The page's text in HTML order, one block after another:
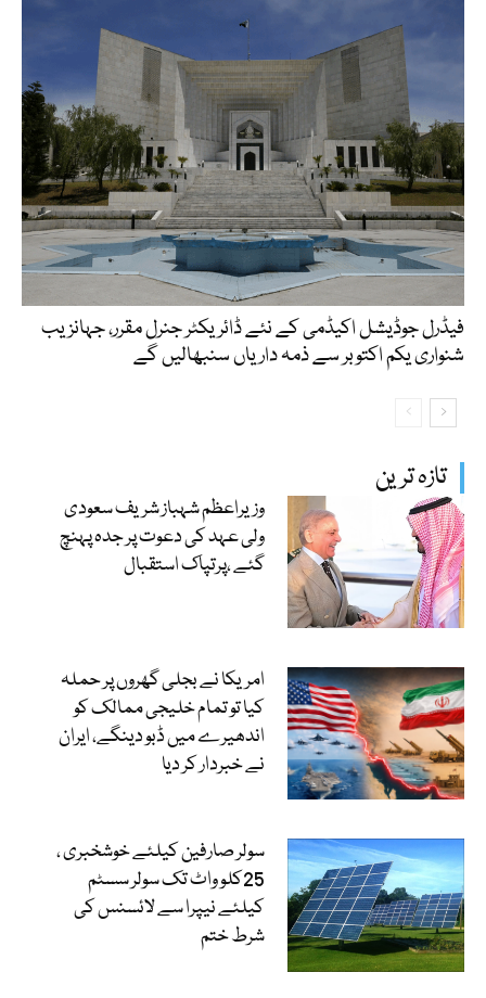
تازہ ترین
وزیراعظم شہباز شریف سعودی
ولی عہد کی دعوت پر جدہ پہنچ
گئے ،پرتپاک استقبال
امریکا نے بجلی گھروں پر حملہ
کیا تو تمام خلیجی ممالک کو
اندھیرے میں ڈبو دینگے، ایران
نے خبردار کر دیا
سولر صارفین کیلئے خوشخبری ،
25کلو واٹ تک سولر سسٹم
کیلئے نیپرا سے لائسنس کی
شرط ختم
فیڈرل جوڈیشل اکیڈمی کے نئے ڈائریکٹر جنرل مقرر، جہانزیب
شنواری یکم اکتوبر سے ذمہ داریاں سنبھالیں گے